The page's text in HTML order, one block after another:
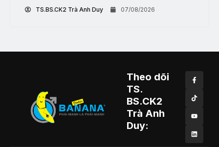
TS.BS.CK2 Trà Anh Duy 07/08/2026
Theo dõi
TS.
BS.CK2
Trà Anh
Duy: